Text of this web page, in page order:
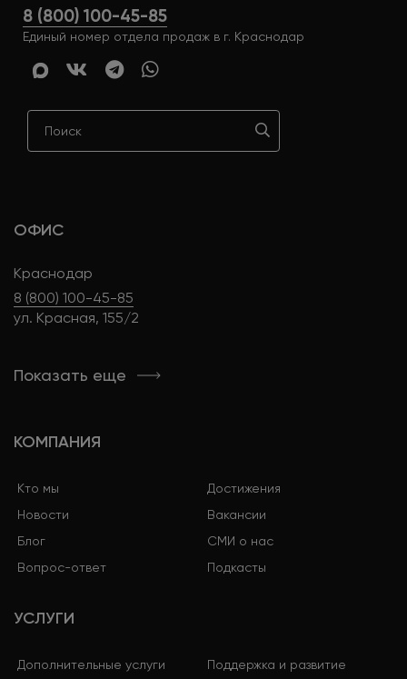
8 (800) 100-45-85
Единый номер отдела продаж в г. Краснодар
ОФИС
Краснодар
8 (800) 100-45-85
ул. Красная, 155/2
Показать еще
КОМПАНИЯ
Кто мы
Достижения
Новости
Вакансии
Блог
СМИ о нас
Вопрос-ответ
Подкасты
УСЛУГИ
Дополнительные услуги
Поддержка и развитие